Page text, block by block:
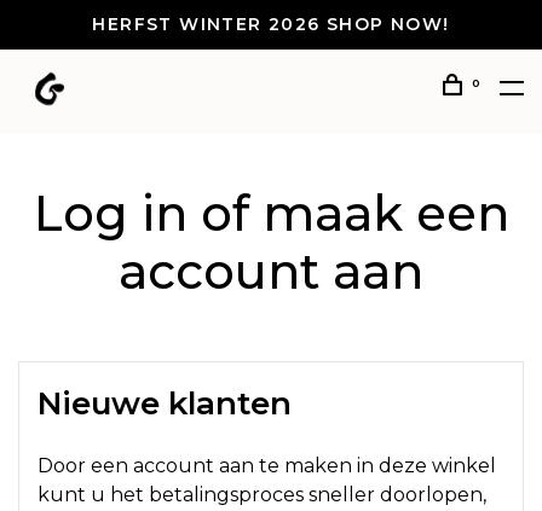
HERFST WINTER 2026 SHOP NOW!
0
Log in of maak een
account aan
Nieuwe klanten
Door een account aan te maken in deze winkel
kunt u het betalingsproces sneller doorlopen,